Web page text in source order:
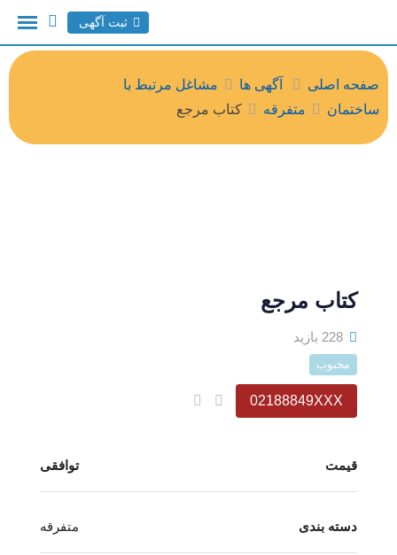
ثبت آگهی
صفحه اصلی آگهی ها
مشاغل مرتبط با
ساختمان
متفرقه کتاب مرجع
کتاب مرجع
228 بازید
محبوب
02188849XXX
قیمت توافقی
دسته بندی متفرقه